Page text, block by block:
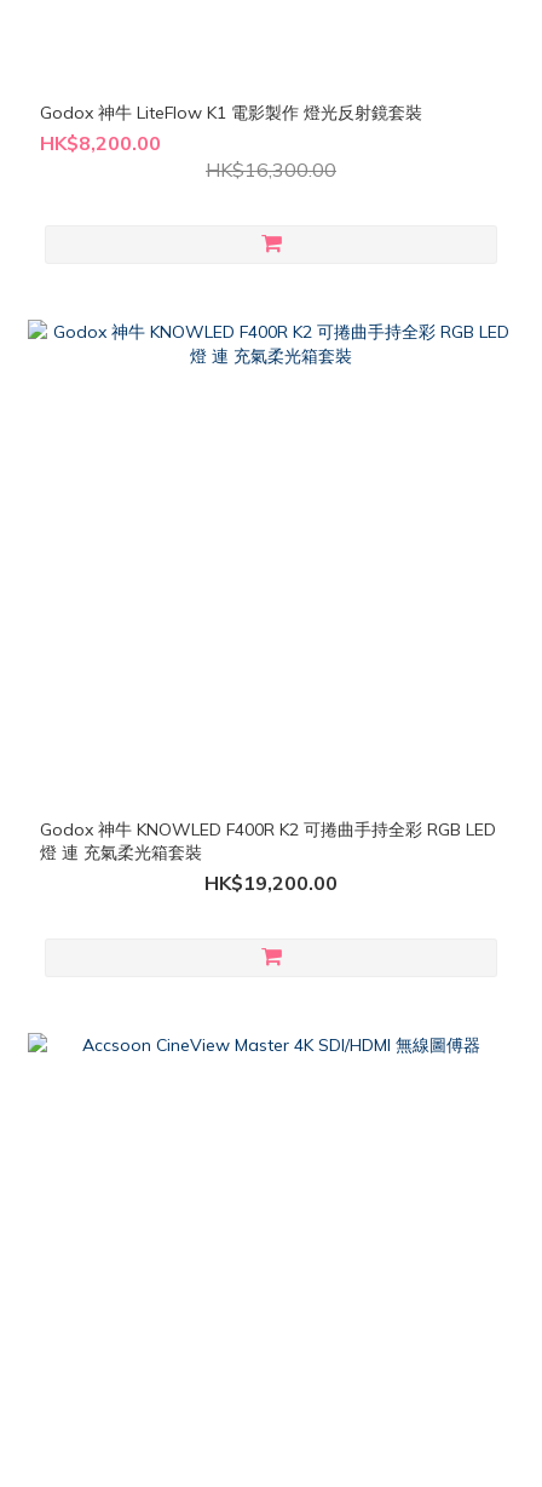
Godox 神牛 LiteFlow K1 電影製作 燈光反射鏡套裝
HK$8,200.00
HK$16,300.00
Godox 神牛 KNOWLED F400R K2 可捲曲手持全彩 RGB LED
燈 連 充氣柔光箱套裝
HK$19,200.00